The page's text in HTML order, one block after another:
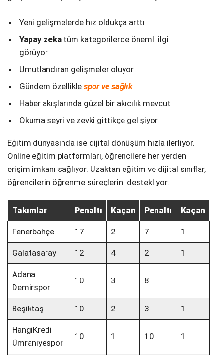
Yeni gelişmelerde hız oldukça arttı
Yapay zeka tüm kategorilerde önemli ilgi
görüyor
Umutlandıran gelişmeler oluyor
Gündem özellikle spor ve sağlık
Haber akışlarında güzel bir akıcılık mevcut
Okuma seyri ve zevki gittikçe gelişiyor
Eğitim dünyasında ise dijital dönüşüm hızla ilerliyor.
Online eğitim platformları, öğrencilere her yerden
erişim imkanı sağlıyor. Uzaktan eğitim ve dijital sınıflar,
öğrencilerin öğrenme süreçlerini destekliyor.
Takımlar Penaltı Kaçan Penaltı Kaçan
Fenerbahçe 17 2 7 1
Galatasaray 12 4 2 1
Adana
Demirspor
10 3 8
Beşiktaş 10 2 3 1
HangiKredi
Ümraniyespor
10 1 10 1